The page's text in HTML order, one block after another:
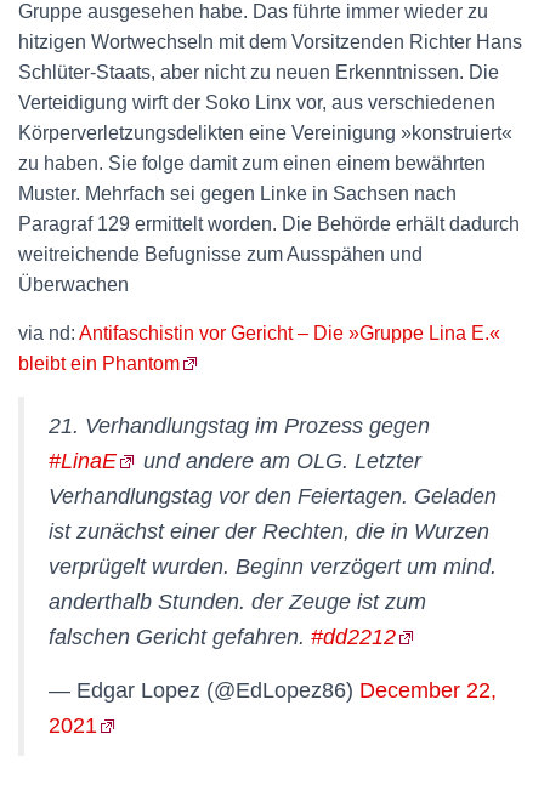
Gruppe ausgesehen habe. Das führte immer wieder zu
hitzigen Wortwechseln mit dem Vorsitzenden Richter Hans
Schlüter-Staats, aber nicht zu neuen Erkenntnissen. Die
Verteidigung wirft der Soko Linx vor, aus verschiedenen
Körperverletzungsdelikten eine Vereinigung »konstruiert«
zu haben. Sie folge damit zum einen einem bewährten
Muster. Mehrfach sei gegen Linke in Sachsen nach
Paragraf 129 ermittelt worden. Die Behörde erhält dadurch
weitreichende Befugnisse zum Ausspähen und
Überwachen
via nd: Antifaschistin vor Gericht – Die »Gruppe Lina E.«
bleibt ein Phantom
21. Verhandlungstag im Prozess gegen
#LinaE
und andere am OLG. Letzter
Verhandlungstag vor den Feiertagen. Geladen
ist zunächst einer der Rechten, die in Wurzen
verprügelt wurden. Beginn verzögert um mind.
anderthalb Stunden. der Zeuge ist zum
falschen Gericht gefahren. #dd2212
— Edgar Lopez (@EdLopez86) December 22,
2021